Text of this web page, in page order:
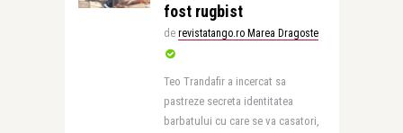
fost rugbist
de revistatango.ro Marea Dragoste
Teo Trandafir a incercat sa
pastreze secreta identitatea
barbatului cu care se va casatori,